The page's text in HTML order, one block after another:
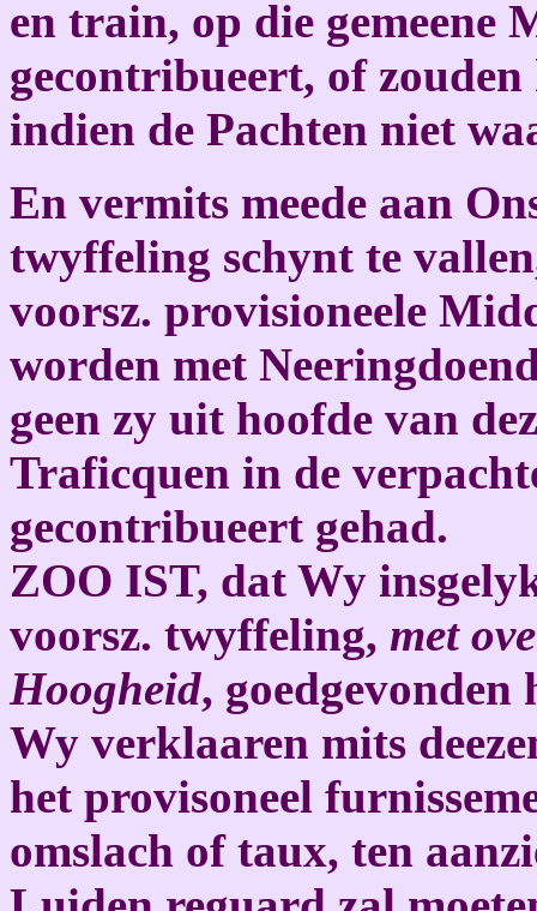
en train, op die gemeene
gecontribueert, of
indien de Pachten niet
En vermits meede aan
twyffeling schynt te
voorsz. provisioneele
worden met
geen zy uit hoofde van
Traficquen in de
gecontribueert gehad.
ZOO IST, dat Wy
voorsz. twyffeling, met
Hoogheid, goedgevonden
Wy verklaaren mits
het provisoneel
omslach of taux, ten